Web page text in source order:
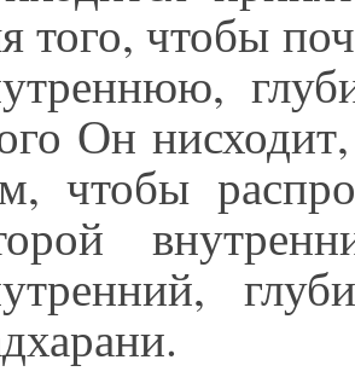
того, чтобы
Он
чтобы